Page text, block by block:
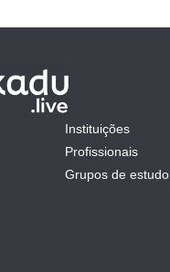
Instituições
Profissionais
Grupos de estudo